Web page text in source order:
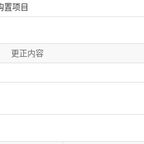
置项目
更正内容